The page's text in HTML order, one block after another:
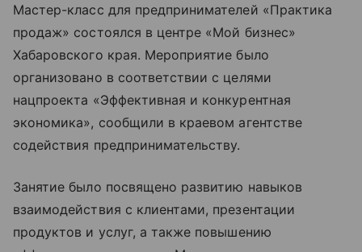
Мастер-класс для предпринимателей «Практика
продаж» состоялся в центре «Мой бизнес»
Хабаровского края. Мероприятие было
организовано в соответствии с целями
нацпроекта «Эффективная и конкурентная
экономика», сообщили в краевом агентстве
содействия предпринимательству.
Занятие было посвящено развитию навыков
взаимодействия с клиентами, презентации
продуктов и услуг, а также повышению